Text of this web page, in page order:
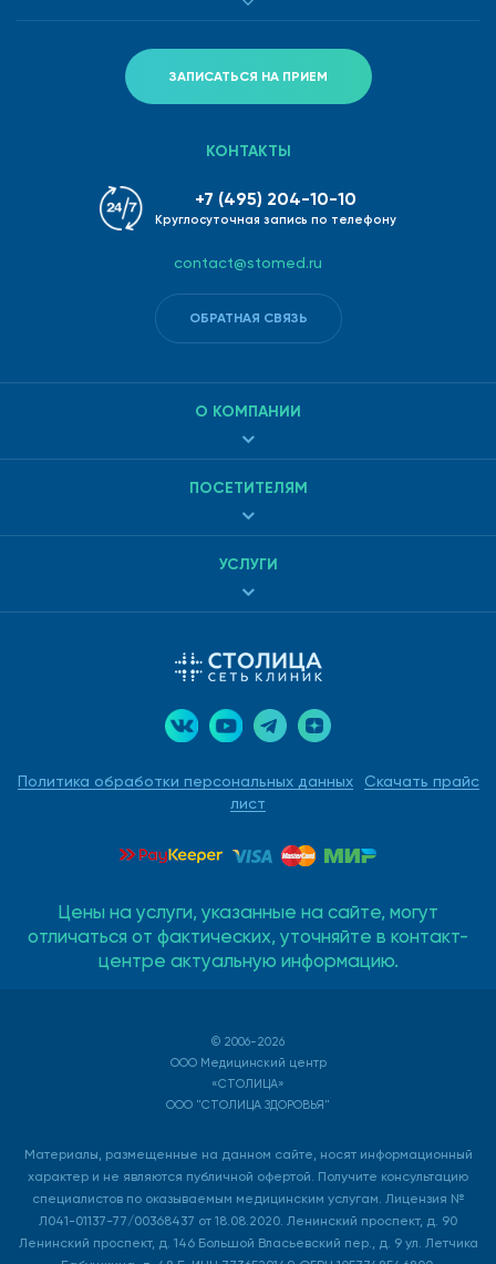
ЗАПИСАТЬСЯ НА ПРИЕМ
Политика обработки персональных данных
Скачать прайс
лист
О КОМПАНИИ
ПОСЕТИТЕЛЯМ
УСЛУГИ
КОНТАКТЫ
+7 (495) 204-10-10
Круглосуточная запись по телефону
contact@stomed.ru
ОБРАТНАЯ СВЯЗЬ
Цены на услуги, указанные на сайте, могут
отличаться от фактических, уточняйте в контакт-
центре актуальную информацию.
© 2006-2026
ООО Медицинский центр
«СТОЛИЦА»
ООО "СТОЛИЦА ЗДОРОВЬЯ"
Материалы, размещенные на данном сайте, носят информационный
характер и не являются публичной офертой. Получите консультацию
специалистов по оказываемым медицинским услугам. Лицензия №
Л041-01137-77/00368437 от 18.08.2020. Ленинский проспект, д. 90
Ленинский проспект, д. 146 Большой Власьевский пер., д. 9 ул. Летчика